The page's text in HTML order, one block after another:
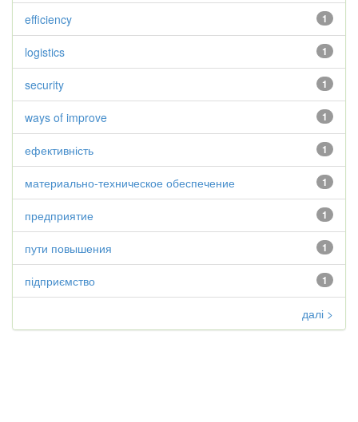
1
efficiency
1
logistics
1
security
1
ways of improve
1
ефективність
1
материально-техническое обеспечение
1
предприятие
1
пути повышения
1
підприємство
далі >